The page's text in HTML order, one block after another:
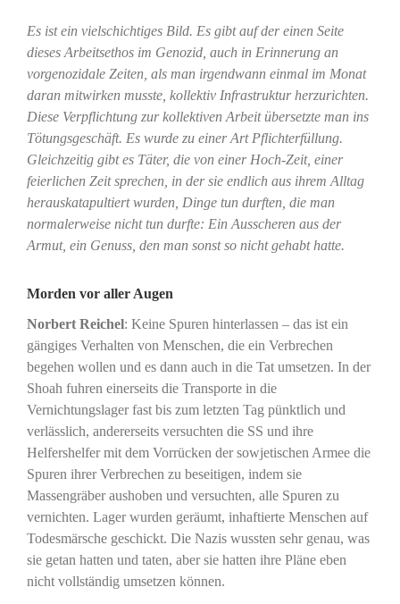
Es ist ein vielschichtiges Bild. Es gibt auf der einen Seite
dieses Arbeitsethos im Genozid, auch in Erinnerung an
vorgenozidale Zeiten, als man irgendwann einmal im Monat
daran mitwirken musste, kollektiv Infrastruktur herzurichten.
Diese Verpflichtung zur kollektiven Arbeit übersetzte man ins
Tötungsgeschäft. Es wurde zu einer Art Pflichterfüllung.
Gleichzeitig gibt es Täter, die von einer Hoch-Zeit, einer
feierlichen Zeit sprechen, in der sie endlich aus ihrem Alltag
herauskatapultiert wurden, Dinge tun durften, die man
normalerweise nicht tun durfte: Ein Ausscheren aus der
Armut, ein Genuss, den man sonst so nicht gehabt hatte.
Morden vor aller Augen
Norbert Reichel: Keine Spuren hinterlassen – das ist ein
gängiges Verhalten von Menschen, die ein Verbrechen
begehen wollen und es dann auch in die Tat umsetzen. In der
Shoah fuhren einerseits die Transporte in die
Vernichtungslager fast bis zum letzten Tag pünktlich und
verlässlich, andererseits versuchten die SS und ihre
Helfershelfer mit dem Vorrücken der sowjetischen Armee die
Spuren ihrer Verbrechen zu beseitigen, indem sie
Massengräber aushoben und versuchten, alle Spuren zu
vernichten. Lager wurden geräumt, inhaftierte Menschen auf
Todesmärsche geschickt. Die Nazis wussten sehr genau, was
sie getan hatten und taten, aber sie hatten ihre Pläne eben
nicht vollständig umsetzen können.